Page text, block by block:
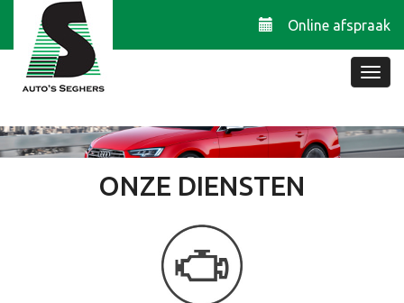
Online afspraak
ONZE DIENSTEN